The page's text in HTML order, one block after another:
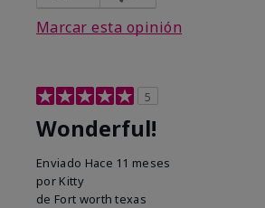
Marcar esta opinión
5
Wonderful!
Enviado Hace 11 meses
por Kitty
de Fort worth texas